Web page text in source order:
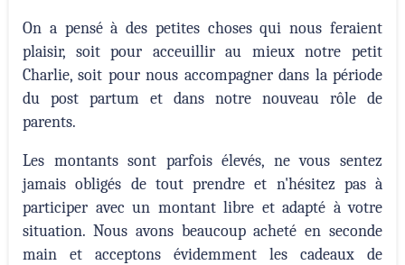
On a pensé à des petites choses qui nous feraient
plaisir, soit pour acceuillir au mieux notre petit
Charlie, soit pour nous accompagner dans la période
du post partum et dans notre nouveau rôle de
parents.
Les montants sont parfois élevés, ne vous sentez
jamais obligés de tout prendre et n'hésitez pas à
participer avec un montant libre et adapté à votre
situation. Nous avons beaucoup acheté en seconde
main et acceptons évidemment les cadeaux de